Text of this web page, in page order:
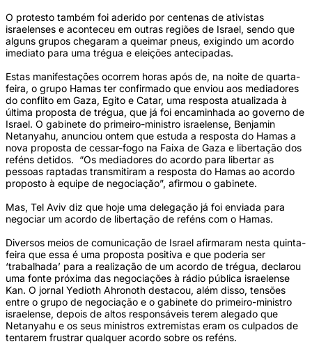
O protesto também foi aderido por centenas de ativistas
israelenses e aconteceu em outras regiões de Israel, sendo que
alguns grupos chegaram a queimar pneus, exigindo um acordo
imediato para uma trégua e eleições antecipadas.
Estas manifestações ocorrem horas após de, na noite de quarta-
feira, o grupo Hamas ter confirmado que enviou aos mediadores
do conflito em Gaza, Egito e Catar, uma resposta atualizada à
última proposta de trégua, que já foi encaminhada ao governo de
Israel. O gabinete do primeiro-ministro israelense, Benjamin
Netanyahu, anunciou ontem que estuda a resposta do Hamas a
nova proposta de cessar-fogo na Faixa de Gaza e libertação dos
reféns detidos. “Os mediadores do acordo para libertar as
pessoas raptadas transmitiram a resposta do Hamas ao acordo
proposto à equipe de negociação”, afirmou o gabinete.
Mas, Tel Aviv diz que hoje uma delegação já foi enviada para
negociar um acordo de libertação de reféns com o Hamas.
Diversos meios de comunicação de Israel afirmaram nesta quinta-
feira que essa é uma proposta positiva e que poderia ser
‘trabalhada’ para a realização de um acordo de trégua, declarou
uma fonte próxima das negociações à rádio pública israelense
Kan. O jornal Yedioth Ahronoth destacou, além disso, tensões
entre o grupo de negociação e o gabinete do primeiro-ministro
israelense, depois de altos responsáveis terem alegado que
Netanyahu e os seus ministros extremistas eram os culpados de
tentarem frustrar qualquer acordo sobre os reféns.